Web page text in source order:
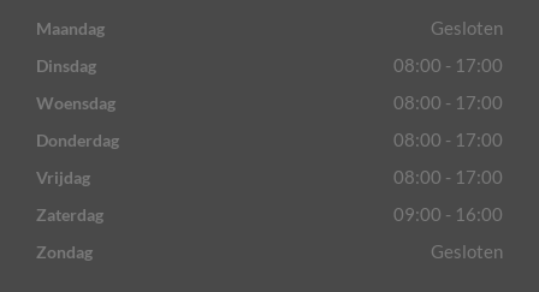
Maandag Gesloten
Dinsdag 08:00 - 17:00
Woensdag 08:00 - 17:00
Donderdag 08:00 - 17:00
Vrijdag 08:00 - 17:00
Zaterdag 09:00 - 16:00
Zondag Gesloten